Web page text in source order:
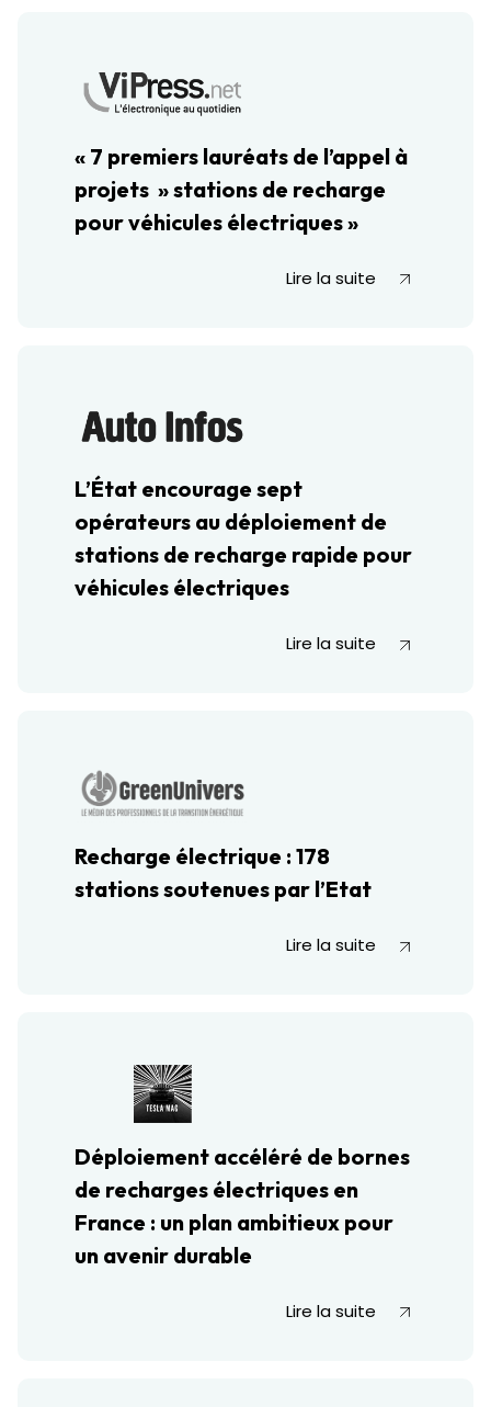
« 7 premiers lauréats de l’appel à
projets » stations de recharge
pour véhicules électriques »
Lire la suite
L’État encourage sept
opérateurs au déploiement de
stations de recharge rapide pour
véhicules électriques
Lire la suite
Recharge électrique : 178
stations soutenues par l’Etat
Lire la suite
Déploiement accéléré de bornes
de recharges électriques en
France : un plan ambitieux pour
un avenir durable
Lire la suite